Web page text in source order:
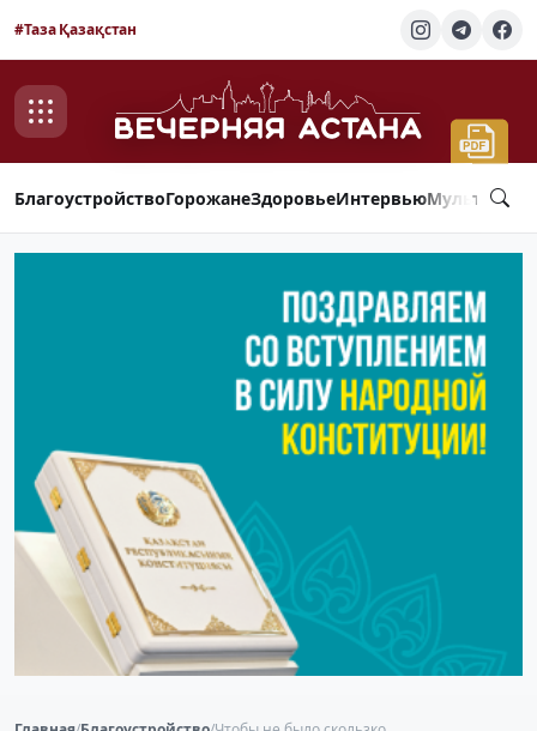
#Таза Қазақстан
БлагоустройствоГорожанеЗдоровьеИнтервью